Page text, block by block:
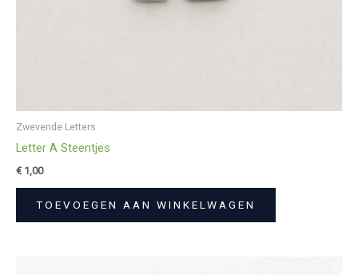
Zwevende Letters
Letter A Steentjes
€1,00
TOEVOEGEN AAN WINKELWAGEN